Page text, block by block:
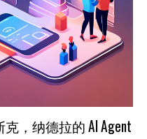
，纳德拉的 AI Agent